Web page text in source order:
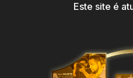
Este site é